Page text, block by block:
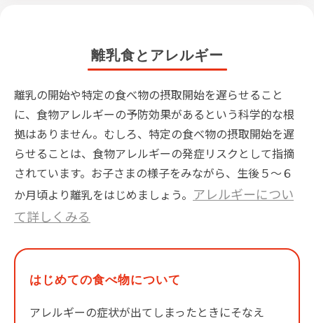
離乳食とアレルギー
離乳の開始や特定の食べ物の摂取開始を遅らせること
に、食物アレルギーの予防効果があるという科学的な根
拠はありません。むしろ、特定の食べ物の摂取開始を遅
らせることは、食物アレルギーの発症リスクとして指摘
されています。お子さまの様子をみながら、生後５～６
か月頃より離乳をはじめましょう。 アレルギーについ
て詳しくみる
はじめての食べ物について
アレルギーの症状が出てしまったときにそなえ